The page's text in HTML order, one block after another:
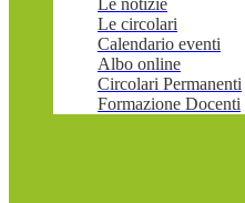
Le notizie
Le circolari
Calendario eventi
Albo online
Circolari Permanenti
Formazione Docenti